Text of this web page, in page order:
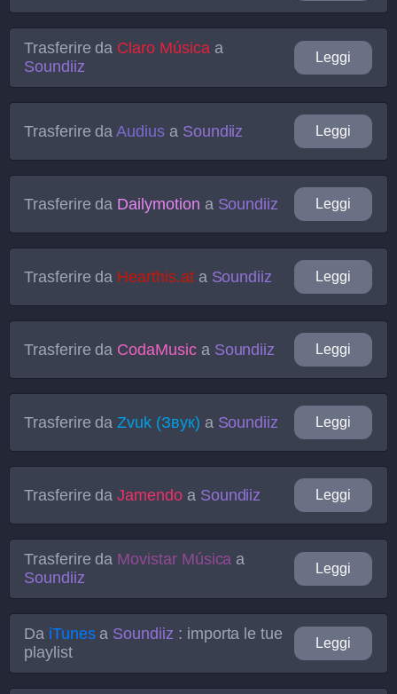
Trasferire da Claro Músicaa
Soundiiz
Leggi
Trasferire daAudiusa Soundiiz Leggi
Trasferire da Dailymotion a Soundiiz Leggi
Trasferire da Hearthis.ata Soundiiz Leggi
Trasferire da CodaMusica Soundiiz Leggi
Trasferire daZvuk (Звук) a Soundiiz Leggi
Trasferire daJamendoa Soundiiz Leggi
Trasferire da Movistar Música a
Soundiiz
Leggi
Da iTunesa Soundiiz : importa le tue
playlist
Leggi